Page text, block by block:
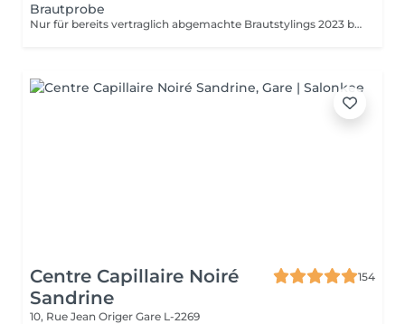
Brautprobe
Nur für bereits vertraglich abgemachte Brautstylings 2023 buchbar. Wenn du Interesse an einem Brautstyling hast, was du noch nicht gebucht hast, bitte nicht buchen. Kontaktiere mich dann erst über WhatsApp.
Centre Capillaire Noiré
Sandrine
154
10, Rue Jean Origer Gare L-2269